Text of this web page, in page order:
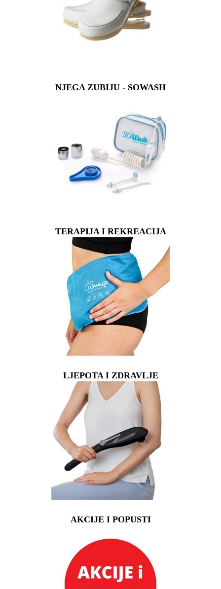
NJEGA ZUBIJU - SOWASH
TERAPIJA I REKREACIJA
LJEPOTA I ZDRAVLJE
AKCIJE I POPUSTI